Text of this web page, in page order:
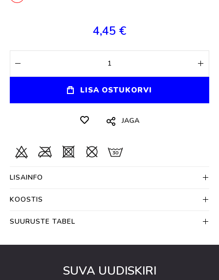
4,45 €
LISA OSTUKORVI
JAGA
LISAINFO
KOOSTIS
SUURUSTE TABEL
SUVA UUDISKIRI